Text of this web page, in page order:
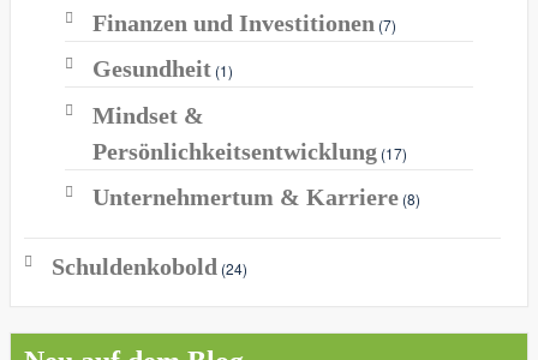
Finanzen und Investitionen (7)
Gesundheit(1)
Mindset &
Persönlichkeitsentwicklung(17)
Unternehmertum & Karriere(8)
Schuldenkobold (24)